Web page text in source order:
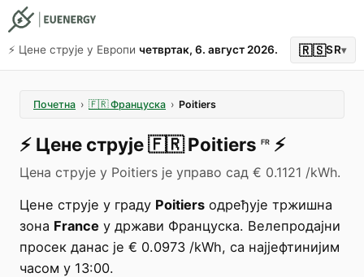
⚡️ Цене струје у Европи четвртак, 6. август 2026. 🇷🇸SR▾
Почетна › 🇫🇷 Француска › Poitiers
⚡️ Цене струје🇫🇷 Poitiers FR ⚡️
Цена струје у Poitiers је управо сад € 0.1121 /kWh.
Цене струје у граду Poitiers одређује тржишна
зона France у држави Француска. Велепродајни
просек данас је € 0.0973 /kWh, са најјефтинијим
часом у 13:00.